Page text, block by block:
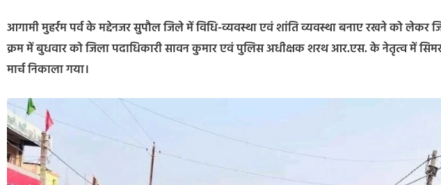
आगामी मुहर्रम पर्व के मद्देनजर सुपौल जिले में विधि-व्यवस्था एवं शांति व्यवस्था बनाए रखने को लेकर
क्रम में बुधवार को जिला पदाधिकारी सावन कुमार एवं पुलिस अधीक्षक शरथ आर.एस. के नेतृत्व में
मार्च निकाला गया।